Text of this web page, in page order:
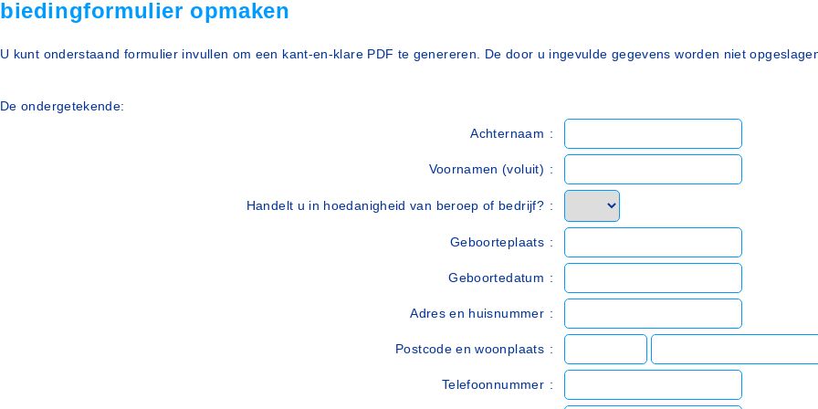
biedingformulier opmaken
U kunt onderstaand formulier invullen om een kant-en-klare PDF te genereren. De door u ingevulde gegevens worden niet
De ondergetekende:
Achternaam :
Voornamen (voluit) :
Handelt u in hoedanigheid van beroep of bedrijf? :
Geboorteplaats :
Geboortedatum :
Adres en huisnummer :
Postcode en woonplaats :
Telefoonnummer :